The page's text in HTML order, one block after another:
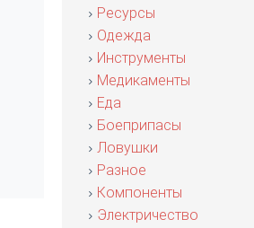
Ресурсы
Одежда
Инструменты
Медикаменты
Еда
Боеприпасы
Ловушки
Разное
Компоненты
Электричество